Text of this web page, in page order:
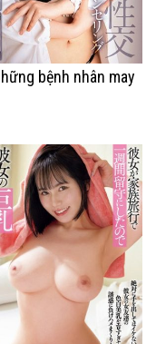
bệnh nhân may